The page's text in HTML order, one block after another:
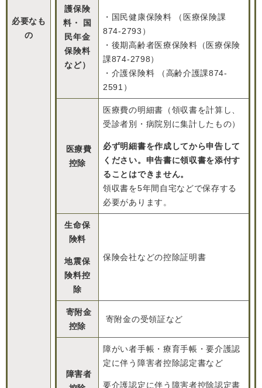
必要なも
の
護保険
料・ 国
民年金
保険料
など）
・国民健康保険料 （医療保険課
874-2793）
・後期高齢者医療保険料（医療保険
課874-2798）
・介護保険料 （高齢介護課874-
2591）
医療費
控除
医療費の明細書（領収書を計算し、
受診者別・病院別に集計したもの）
必ず明細書を作成してから申告して
ください。申告書に領収書を添付す
ることはできません。
領収書を5年間自宅などで保存する
必要があります。
生命保
険料
地震保
険料控
除
保険会社などの控除証明書
寄附金
控除
寄附金の受領証など
障害者
障がい者手帳・療育手帳・要介護認
定に伴う障害者控除認定書など
要介護認定に伴う障害者控除認定書